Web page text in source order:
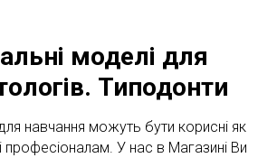
моделі для
Типодонти
навчання можуть бути корисні як
професіоналам. У нас в Магазині Ви